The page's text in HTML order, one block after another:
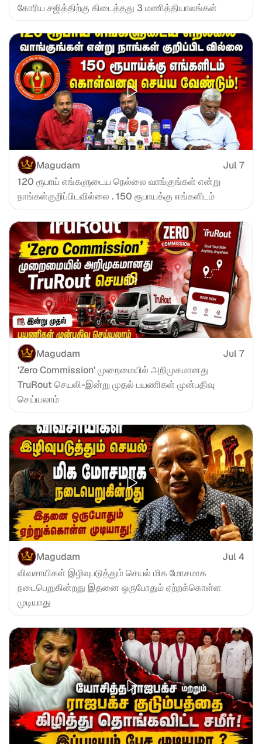
கோரிய சஜித்திற்கு கிடைத்தது 3 மணித்தியாலங்கள்
Magudam
Jul 7
120 ரூபாய் எங்களுடைய நெல்லை வாங்குங்கள் என்று
நாங்கள்குறிப்பிடவில்லை . 150 ரூபாயக்கு எங்களிடம்
Magudam
Jul 7
'Zero Commission' முறைமையில் அறிமுகமானது
TruRout செயலி-இன்று முதல் பயணிகள் முன்பதிவு
செய்யலாம்
Magudam
Jul 4
விவசாயிகள் இழிவுபடுத்தும் செயல் மிக மோசமாக
நடைபெறுகின்றது இதனை ஒருபோதும் ஏற்றக்கொள்ள
முடியாது